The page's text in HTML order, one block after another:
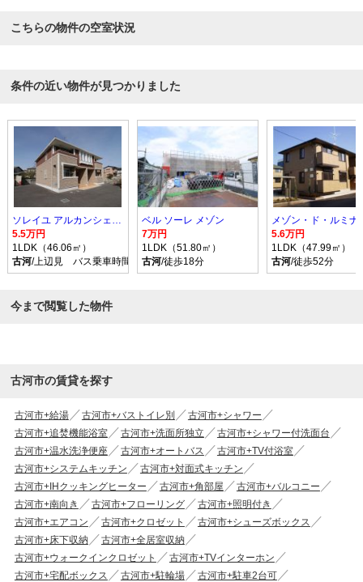
こちらの物件の空室状況
条件の近い物件が見つかりました
ソレイユ アルカンシェル Ｂ
5.5万円
1LDK（46.06㎡）
古河/上辺見 バス乗車時間10分 停歩9分
ベル ソーレ メゾン
7万円
1LDK（51.80㎡）
古河/徒歩18分
メゾン・ド・ルミナ
5.6万円
1LDK（47.99㎡）
古河/徒歩52分
今まで閲覧した物件
古河市の賃貸を探す
古河市+給湯 古河市+バストイレ別
古河市+シャワー
古河市+追焚機能浴室
古河市+洗面所独立
古河市+シャワー付洗面台
古河市+温水洗浄便座
古河市+オートバス
古河市+TV付浴室
古河市+システムキッチン
古河市+対面式キッチン
古河市+IHクッキングヒーター
古河市+角部屋
古河市+バルコニー
古河市+南向き
古河市+フローリング
古河市+照明付き
古河市+エアコン
古河市+クロゼット
古河市+シューズボックス
古河市+床下収納
古河市+全居室収納
古河市+ウォークインクロゼット
古河市+TVインターホン
古河市+宅配ボックス
古河市+駐輪場
古河市+駐車2台可